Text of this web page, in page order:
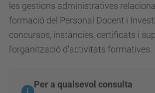
les gestions administratives
formació del Personal Docent i
concursos, instàncies, certificats i
l'organització d'activitats formatives.
Per a qualsevol consulta